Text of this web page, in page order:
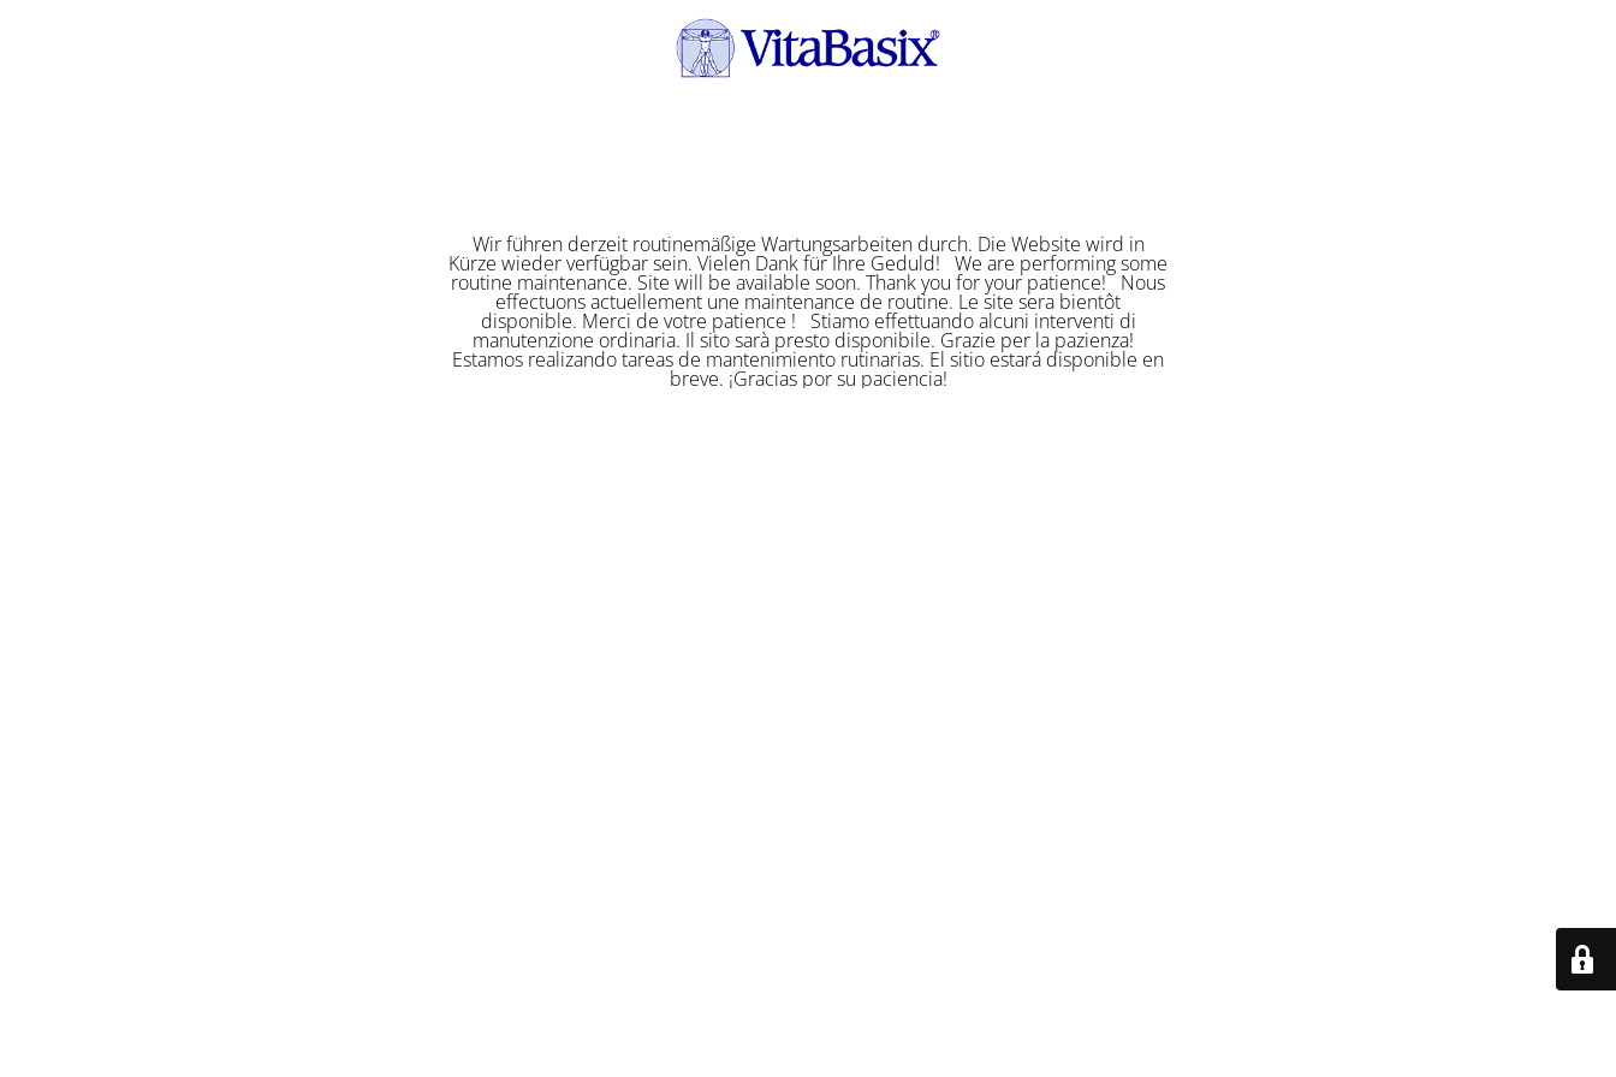
Wir führen derzeit routinemäßige Wartungsarbeiten durch. Die Website wird in
Kürze wieder verfügbar sein. Vielen Dank für Ihre Geduld! We are performing some
routine maintenance. Site will be available soon. Thank you for your patience! Nous
effectuons actuellement une maintenance de routine. Le site sera bientôt
disponible. Merci de votre patience ! Stiamo effettuando alcuni interventi di
manutenzione ordinaria. Il sito sarà presto disponibile. Grazie per la pazienza!
Estamos realizando tareas de mantenimiento rutinarias. El sitio estará disponible en
breve. ¡Gracias por su paciencia!